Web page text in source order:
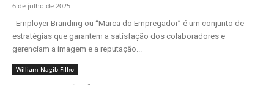
6 de julho de 2025
Employer Branding ou “Marca do Empregador” é um conjunto de
estratégias que garantem a satisfação dos colaboradores e
gerenciam a imagem e a reputação...
William Nagib Filho